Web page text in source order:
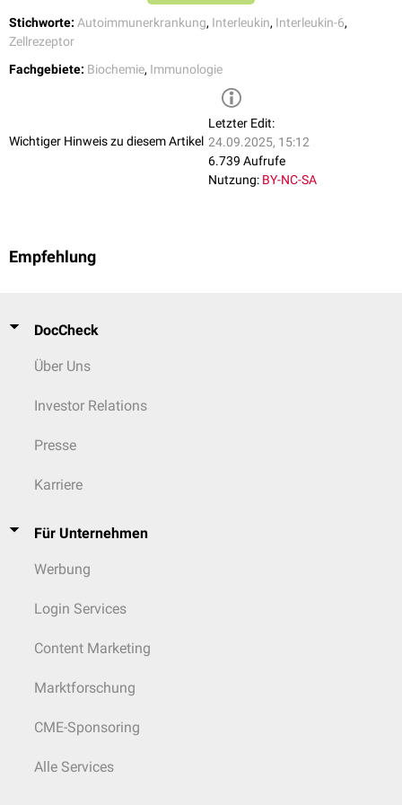
Stichworte: Autoimmunerkrankung, Interleukin, Interleukin-6,
Zellrezeptor
Fachgebiete: Biochemie, Immunologie
Wichtiger Hinweis zu diesem Artikel
Letzter Edit:
24.09.2025, 15:12
6.739 Aufrufe
Nutzung: BY-NC-SA
Empfehlung
DocCheck
Über Uns
Investor Relations
Presse
Karriere
Für Unternehmen
Werbung
Login Services
Content Marketing
Marktforschung
CME-Sponsoring
Alle Services